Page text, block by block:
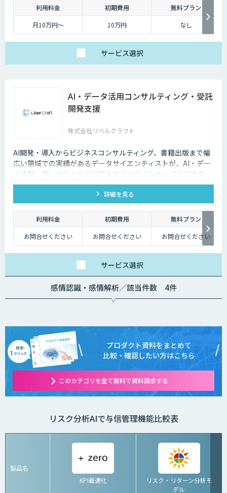
利用料金 初期費用
無料プラン
月10万円〜
10万円 なし
サービス選択
AI・データ活用コンサルティング・受託
開発支援
株式会社リベルクラフト
AI開発・導入からビジネスコンサルティング、書籍出版まで幅
広い領域での実績があるデータサイエンティストが、AI・デー
タ活用に関して川上から川下までフルラインナップでご支援い
たします。
詳細を見る
利用料金 初期費用
無料プラン
お問合せください
お問合せください お問合せください
サービス選択
感情認識・感情解析／該当件数 4件
プロダクト資料をまとめて
比較・確認したい方はこちら
このカテゴリを全て無料で資料請求する
リスク分析AIで与信管理機能比較表
製品名
KPI最適化
リスク・リターン分析モ
デル